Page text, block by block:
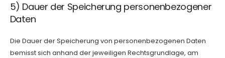
5) Dauer der Speicherung personenbezogener
Daten
Die Dauer der Speicherung von personenbezogenen Daten
bemisst sich anhand der jeweiligen Rechtsgrundlage, am